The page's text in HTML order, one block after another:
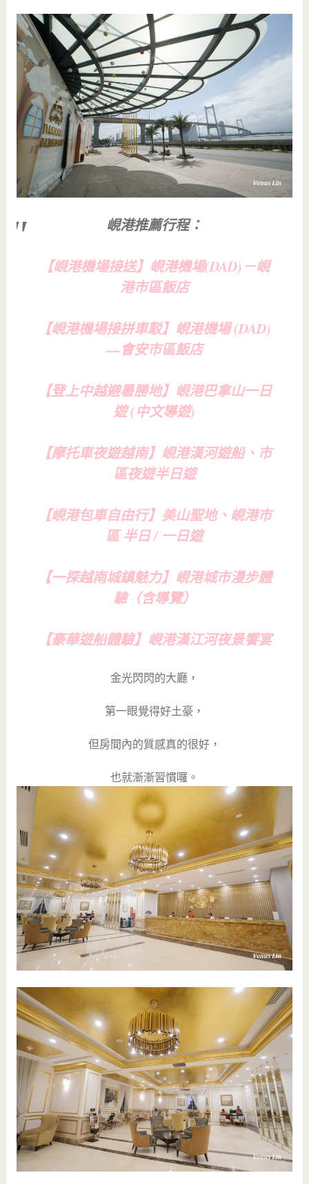
峴港推薦行程：
【峴港機場接送】峴港機場(DAD)－峴
港市區飯店
【峴港機場接拼車駁】峴港機場 (DAD)
—會安市區飯店
【登上中越避暑勝地】峴港巴拿山一日
遊 (中文導遊)
【摩托車夜遊越南】峴港漢河遊船、市
區夜遊半日遊
【峴港包車自由行】美山聖地、峴港市
區 半日 / 一日遊
【一探越南城鎮魅力】峴港城市漫步體
驗（含導覽）
【豪華遊船體驗】峴港漢江河夜景饗宴
金光閃閃的大廳，
第一眼覺得好土豪，
但房間內的質感真的很好，
也就漸漸習慣囉。